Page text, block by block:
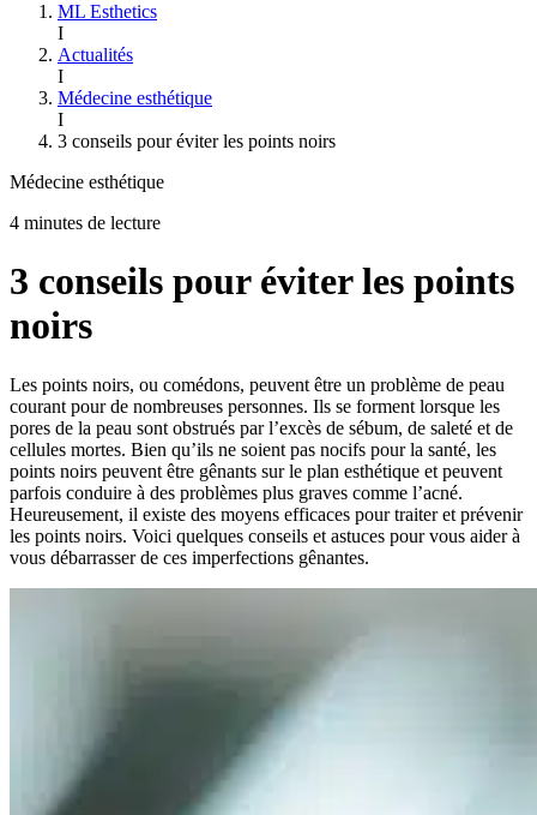
ML Esthetics
I
Actualités
I
Médecine esthétique
I
3 conseils pour éviter les points noirs
Médecine esthétique
4 minutes de lecture
3 conseils pour éviter les points
noirs
Les points noirs, ou comédons, peuvent être un problème de peau
courant pour de nombreuses personnes. Ils se forment lorsque les
pores de la peau sont obstrués par l’excès de sébum, de saleté et de
cellules mortes. Bien qu’ils ne soient pas nocifs pour la santé, les
points noirs peuvent être gênants sur le plan esthétique et peuvent
parfois conduire à des problèmes plus graves comme l’acné.
Heureusement, il existe des moyens efficaces pour traiter et prévenir
les points noirs. Voici quelques conseils et astuces pour vous aider à
vous débarrasser de ces imperfections gênantes.